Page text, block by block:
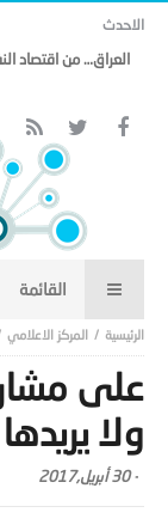
الاحدث
العراق… من اقتصاد
المركز الاعلامي
على
ولا
-30 أبريل,2017